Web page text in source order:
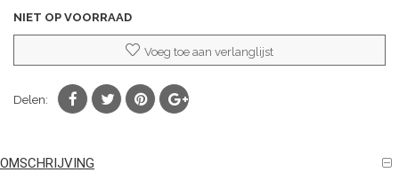
van
de
gallerij
NIET OP VOORRAAD
Voeg toe aan verlanglijst
Delen:
OMSCHRIJVING